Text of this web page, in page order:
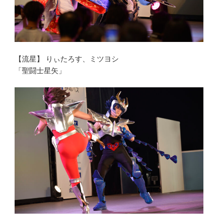
【流星】 りぃたろす、ミツヨシ
「聖闘士星矢」